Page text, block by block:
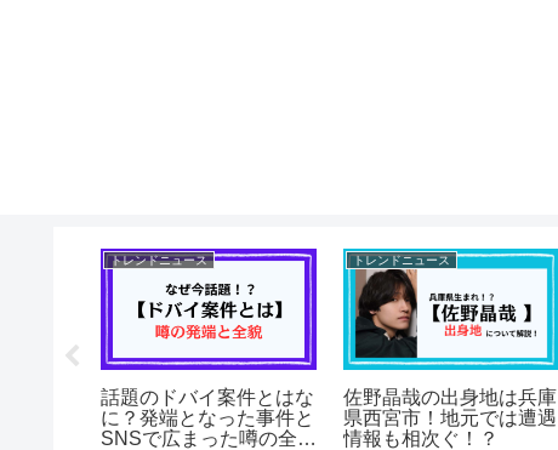
トレンドニュース
話題のドバイ案件とはな
に？発端となった事件と
SNSで広まった噂の全貌
トレンドニュース
佐野晶哉の出身地は兵庫
県西宮市！地元では遭遇
情報も相次ぐ！？